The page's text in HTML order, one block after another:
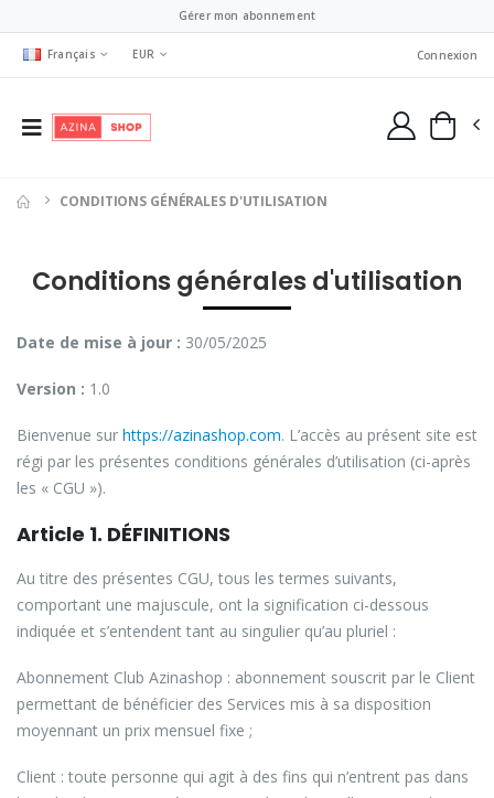
Gérer mon abonnement
Français EUR Connexion
CONDITIONS GÉNÉRALES D'UTILISATION
Conditions générales d'utilisation
Date de mise à jour : 30/05/2025
Version : 1.0
Bienvenue sur https://azinashop.com. L’accès au présent site est
régi par les présentes conditions générales d’utilisation (ci-après
les « CGU »).
Article 1. DÉFINITIONS
Au titre des présentes CGU, tous les termes suivants,
comportant une majuscule, ont la signification ci-dessous
indiquée et s’entendent tant au singulier qu’au pluriel :
Abonnement Club Azinashop : abonnement souscrit par le Client
permettant de bénéficier des Services mis à sa disposition
moyennant un prix mensuel fixe ;
Client : toute personne qui agit à des fins qui n’entrent pas dans